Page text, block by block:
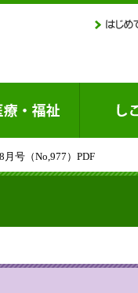
月号（No,977）PDF